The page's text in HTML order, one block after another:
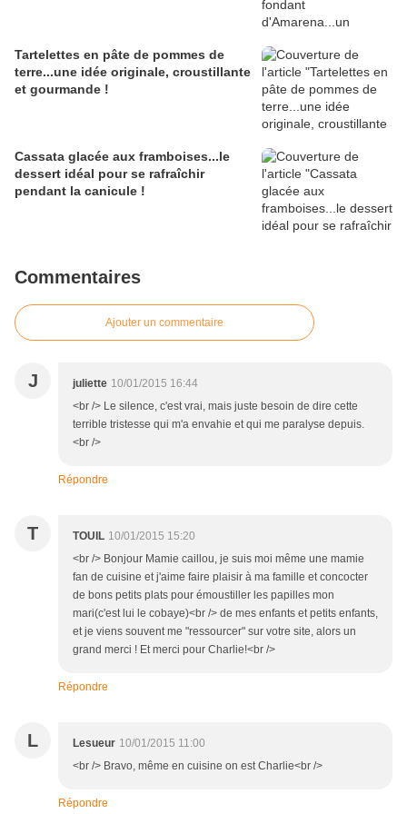
Tartelettes en pâte de pommes de
terre...une idée originale, croustillante
et gourmande !
Cassata glacée aux framboises...le
dessert idéal pour se rafraîchir
pendant la canicule !
Commentaires
Ajouter un commentaire
J juliette 10/01/2015 16:44
<br /> Le silence, c'est vrai, mais juste besoin de dire cette
terrible tristesse qui m'a envahie et qui me paralyse depuis.
<br />
Répondre
T TOUIL 10/01/2015 15:20
<br /> Bonjour Mamie caillou, je suis moi même une mamie
fan de cuisine et j'aime faire plaisir à ma famille et concocter
de bons petits plats pour émoustiller les papilles mon
mari(c'est lui le cobaye)<br /> de mes enfants et petits enfants,
et je viens souvent me "ressourcer" sur votre site, alors un
grand merci ! Et merci pour Charlie!<br />
Répondre
L Lesueur 10/01/2015 11:00
<br /> Bravo, même en cuisine on est Charlie<br />
Répondre